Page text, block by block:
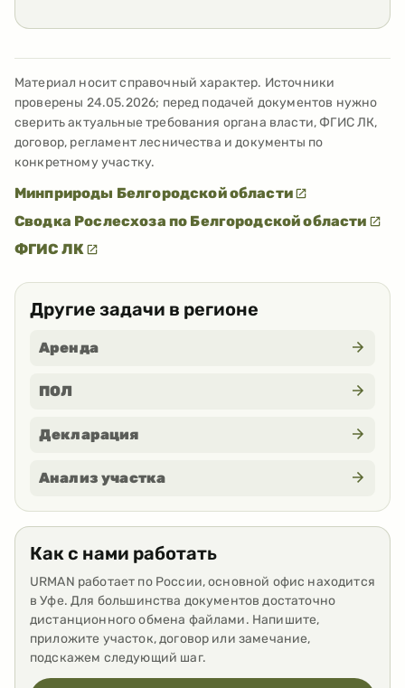
Материал носит справочный характер. Источники
проверены 24.05.2026; перед подачей документов нужно
сверить актуальные требования органа власти, ФГИС ЛК,
договор, регламент лесничества и документы по
конкретному участку.
Минприроды Белгородской области
Сводка Рослесхоза по Белгородской области
ФГИС ЛК
Другие задачи в регионе
Аренда
ПОЛ
Декларация
Анализ участка
Как с нами работать
URMAN работает по России, основной офис находится
в Уфе. Для большинства документов достаточно
дистанционного обмена файлами. Напишите,
приложите участок, договор или замечание,
подскажем следующий шаг.